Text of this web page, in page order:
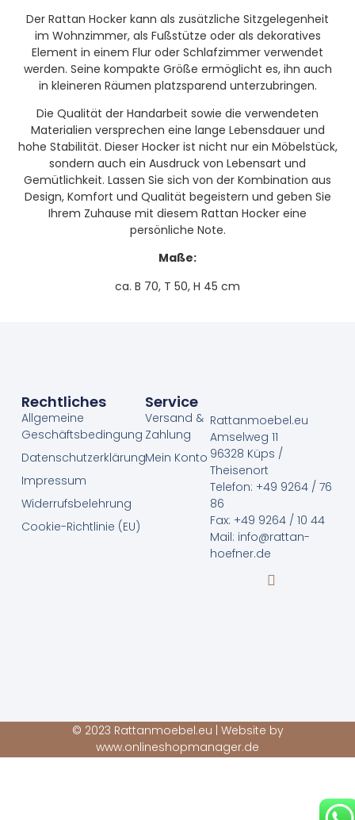
Der Rattan Hocker kann als zusätzliche Sitzgelegenheit
im Wohnzimmer, als Fußstütze oder als dekoratives
Element in einem Flur oder Schlafzimmer verwendet
werden. Seine kompakte Größe ermöglicht es, ihn auch
in kleineren Räumen platzsparend unterzubringen.
Die Qualität der Handarbeit sowie die verwendeten
Materialien versprechen eine lange Lebensdauer und
hohe Stabilität. Dieser Hocker ist nicht nur ein Möbelstück,
sondern auch ein Ausdruck von Lebensart und
Gemütlichkeit. Lassen Sie sich von der Kombination aus
Design, Komfort und Qualität begeistern und geben Sie
Ihrem Zuhause mit diesem Rattan Hocker eine
persönliche Note.
Maße:
ca. B 70, T 50, H 45 cm
Rattanmoebel.eu
Amselweg 11
96328 Küps /
Theisenort
Telefon: +49 9264 / 76
86
Fax: +49 9264 / 10 44
Mail: info@rattan-
hoefner.de
Rechtliches
Allgemeine
Geschäftsbedingung
Datenschutzerklärung
Impressum
Widerrufsbelehrung
Cookie-Richtlinie (EU)
Service
Versand &
Zahlung
Mein Konto
© 2023 Rattanmoebel.eu | Website by
www.onlineshopmanager.de